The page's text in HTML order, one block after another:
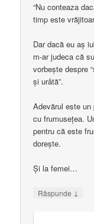
“Nu conteaza
timp este
Dar dacă eu aş
m-ar judeca că
vorbeşte despre
şi urâtă”.
Adevărul este
cu frumuseţea.
pentru că este
doreşte.
Şi la femei…
Răspunde ↓